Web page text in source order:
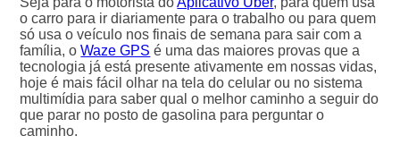
o carro para ir diariamente para o trabalho ou para quem
só usa o veículo nos finais de semana para sair com a
família, oWaze GPS é uma das maiores provas que a
tecnologia já está presente ativamente em nossas vidas,
hoje é mais fácil olhar na tela do celular ou no sistema
multimídia para saber qual o melhor caminho a seguir do
que parar no posto de gasolina para perguntar o
caminho.